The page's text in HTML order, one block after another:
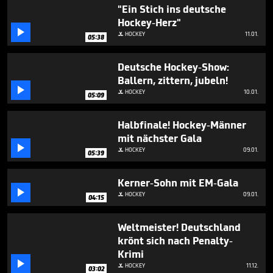
35
seconds
 05:38
"Ein Stich ins deutsche
Hockey-Herz"
HOCKEY 11.01.
 05:09
Deutsche Hockey-Show:
Ballern, zittern, jubeln!
HOCKEY 10.01.
 05:39
Halbfinale! Hockey-Männer
mit nächster Gala
HOCKEY 09.01.
 04:15
Kerner-Sohn mit EM-Gala
HOCKEY 09.01.
 03:02
Weltmeister! Deutschland
krönt sich nach Penalty-
Krimi
HOCKEY 11.12.